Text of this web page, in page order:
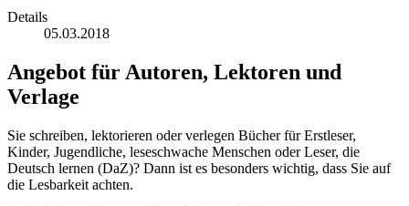
Details
05.03.2018
Angebot für Autoren, Lektoren und
Verlage
Sie schreiben, lektorieren oder verlegen Bücher für Erstleser,
Kinder, Jugendliche, leseschwache Menschen oder Leser, die
Deutsch lernen (DaZ)? Dann ist es besonders wichtig, dass Sie auf
die Lesbarkeit achten.